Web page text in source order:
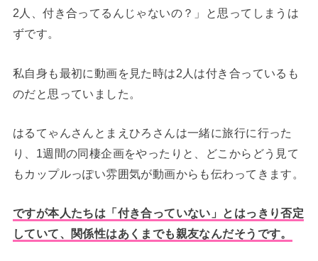
2人、付き合ってるんじゃないの？」と思ってしまうは
ずです。
私自身も最初に動画を見た時は2人は付き合っているも
のだと思っていました。
はるてゃんさんとまえひろさんは一緒に旅行に行った
り、1週間の同棲企画をやったりと、どこからどう見て
もカップルっぽい雰囲気が動画からも伝わってきます。
ですが本人たちは「付き合っていない」とはっきり否定
していて、関係性はあくまでも親友なんだそうです。